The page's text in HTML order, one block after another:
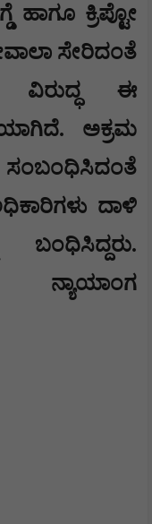
ಹಾಗೂ ಕ್ರಿಪ್ಟೋ
ಸೇರಿದಂತೆ
ವಿರುದ್ಧ ಈ
ಅಕ್ರಮ
ದಾಳಿ